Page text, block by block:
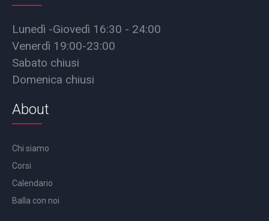
Lunedì -Giovedì 16:30 - 24:00
Venerdì 19:00-23:00
Sabato chiusi
Domenica chiusi
About
Chi siamo
Corsi
Calendario
Balla con noi